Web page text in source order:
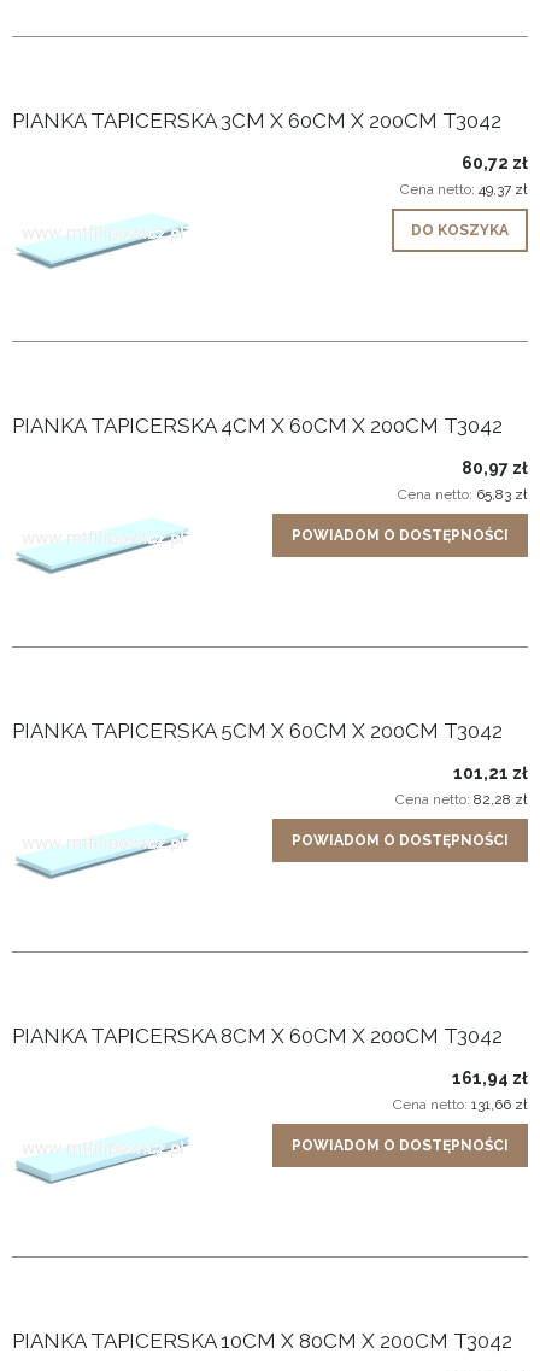
PIANKA TAPICERSKA 3CM X 60CM X 200CM T3042
60,72 zł
Cena netto: 49,37 zł
DO KOSZYKA
PIANKA TAPICERSKA 4CM X 60CM X 200CM T3042
80,97 zł
Cena netto: 65,83 zł
POWIADOM O DOSTĘPNOŚCI
PIANKA TAPICERSKA 5CM X 60CM X 200CM T3042
101,21 zł
Cena netto: 82,28 zł
POWIADOM O DOSTĘPNOŚCI
PIANKA TAPICERSKA 8CM X 60CM X 200CM T3042
161,94 zł
Cena netto: 131,66 zł
POWIADOM O DOSTĘPNOŚCI
PIANKA TAPICERSKA 10CM X 80CM X 200CM T3042